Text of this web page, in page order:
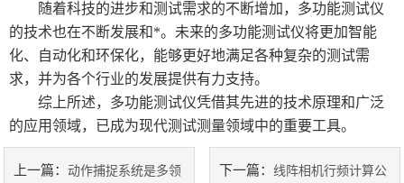
随着科技的进步和测试需求的不断增加，多功能测试仪
的技术也在不断发展和*。未来的多功能测试仪将更加智能
化、自动化和环保化，能够更好地满足各种复杂的测试需
求，并为各个行业的发展提供有力支持。
综上所述，多功能测试仪凭借其先进的技术原理和广泛
的应用领域，已成为现代测试测量领域中的重要工具。
上一篇：动作捕捉系统是多领 下一篇： 线阵相机行频计算公